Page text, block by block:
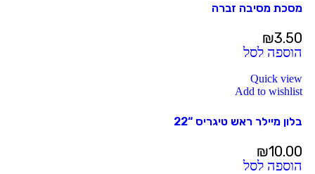
מסכת מסיבה זברה
₪3.50
הוספה לסל
Quick view
Add to wishlist
בלון מיילר ראש טיגריס “22
₪10.00
הוספה לסל